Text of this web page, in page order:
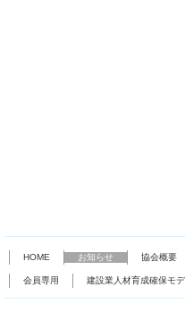
HOME お知らせ 協会概要
会員専用 建設業人材育成確保モ